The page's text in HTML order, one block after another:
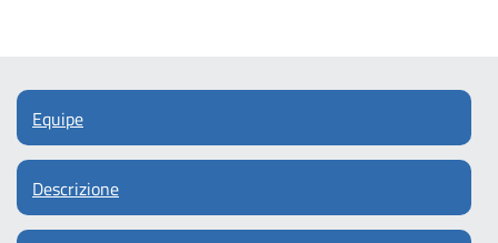
Equipe
Descrizione